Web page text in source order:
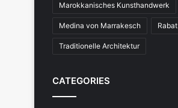
Marokkanisches Kunsthandwerk
Medina von Marrakesch Rabat
Traditionelle Architektur
CATEGORIES